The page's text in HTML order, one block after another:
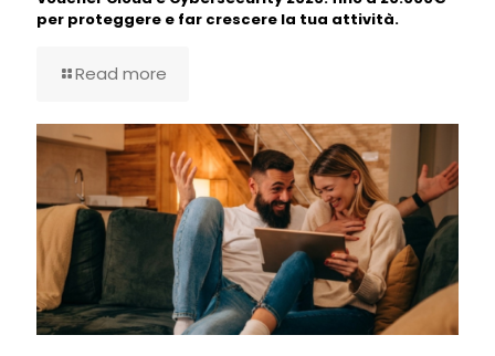
per proteggere e far crescere la tua attività.
Read more